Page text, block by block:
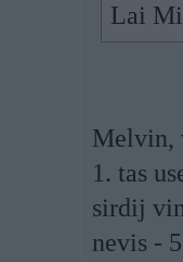
Lai
Melvin,
1. tas
sirdij
nevis -